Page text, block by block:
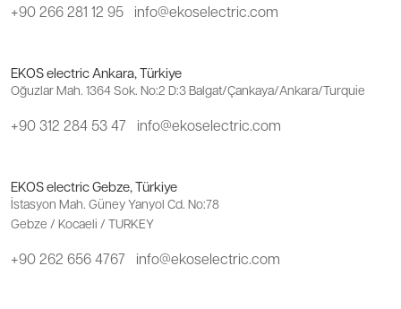
+90 266 281 12 95 info@ekoselectric.com
EKOS electric Ankara, Türkiye
Oğuzlar Mah. 1364 Sok. No:2 D:3 Balgat/Çankaya/Ankara/Turquie
+90 312 284 53 47 info@ekoselectric.com
EKOS electric Gebze, Türkiye
İstasyon Mah. Güney Yanyol Cd. No:78
Gebze / Kocaeli / TURKEY
+90 262 656 4767 info@ekoselectric.com